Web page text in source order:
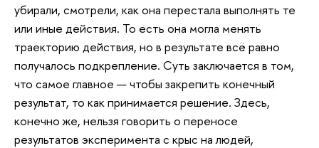
убирали, смотрели, как она перестала выполнять те
или иные действия. То есть она могла менять
траекторию действия, но в результате всё равно
получалось подкрепление. Суть заключается в том,
что самое главное — чтобы закрепить конечный
результат, то как принимается решение. Здесь,
конечно же, нельзя говорить о переносе
результатов эксперимента с крыс на людей,